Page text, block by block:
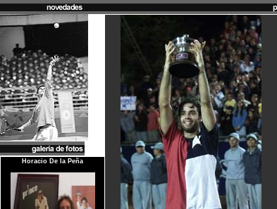
Horacio De la Peña